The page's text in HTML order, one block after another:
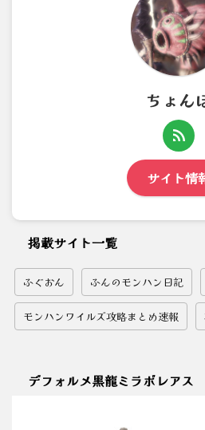
ちょん
サイト情
掲載サイト一覧
ふぐおん ふんのモンハン日記
モンハンワイルズ攻略まとめ速報
デフォルメ黒龍ミラボレアス